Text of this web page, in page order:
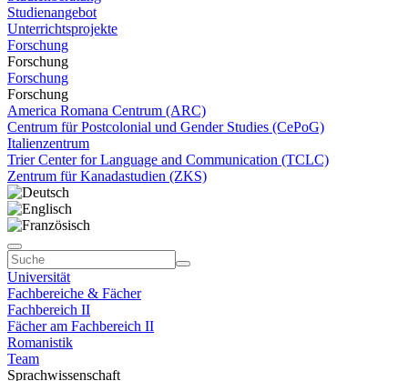
Studienangebot
Unterrichtsprojekte
Forschung
Forschung
Forschung
Forschung
America Romana Centrum (ARC)
Centrum für Postcolonial und Gender Studies (CePoG)
Italienzentrum
Trier Center for Language and Communication (TCLC)
Zentrum für Kanadastudien (ZKS)
Universität
Fachbereiche & Fächer
Fachbereich II
Fächer am Fachbereich II
Romanistik
Team
Sprachwissenschaft